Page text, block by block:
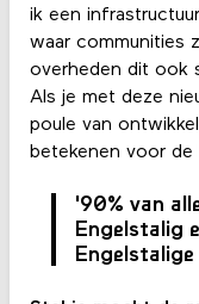
ik een
waar communities
overheden dit ook
Als je met deze
poule van
betekenen voor de
'90% van
Engelstalig